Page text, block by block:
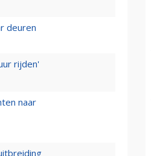
deuren
rijden'
naar